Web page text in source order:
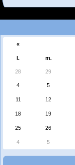
«
l. m.
28 29
4 5
11 12
18 19
25 26
4 5